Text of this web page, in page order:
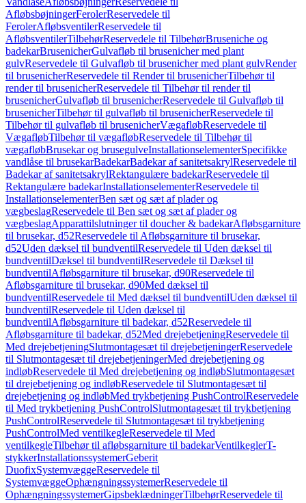
AfløbsbøjningerFerolerReservedele til
FerolerAfløbsventilerReservedele til
AfløbsventilerTilbehørReservedele til TilbehørBruseniche og
badekarBrusenicherGulvafløb til brusenicher med plant
gulvReservedele til Gulvafløb til brusenicher med plant gulvRender
til brusenicherReservedele til Render til brusenicherTilbehør til
render til brusenicherReservedele til Tilbehør til render til
brusenicherGulvafløb til brusenicherReservedele til Gulvafløb til
brusenicherTilbehør til gulvafløb til brusenicherReservedele til
Tilbehør til gulvafløb til brusenicherVægafløbReservedele til
VægafløbTilbehør til vægafløbReservedele til Tilbehør til
vægafløbBrusekar og brusegulveInstallationselementerSpecifikke
vandlåse til brusekarBadekarBadekar af sanitetsakrylReservedele til
Badekar af sanitetsakrylRektangulære badekarReservedele til
Rektangulære badekarInstallationselementerReservedele til
InstallationselementerBen sæt og sæt af plader og
vægbeslagReservedele til Ben sæt og sæt af plader og
vægbeslagApparattilslutninger til doucher & badekarAfløbsgarniture
til brusekar, d52Reservedele til Afløbsgarniture til brusekar,
d52Uden dæksel til bundventilReservedele til Uden dæksel til
bundventilDæksel til bundventilReservedele til Dæksel til
bundventilAfløbsgarniture til brusekar, d90Reservedele til
Afløbsgarniture til brusekar, d90Med dæksel til
bundventilReservedele til Med dæksel til bundventilUden dæksel til
bundventilReservedele til Uden dæksel til
bundventilAfløbsgarniture til badekar, d52Reservedele til
Afløbsgarniture til badekar, d52Med drejebetjeningReservedele til
Med drejebetjeningSlutmontagesæt til drejebetjeningerReservedele
til Slutmontagesæt til drejebetjeningerMed drejebetjening og
indløbReservedele til Med drejebetjening og indløbSlutmontagesæt
til drejebetjening og indløbReservedele til Slutmontagesæt til
drejebetjening og indløbMed trykbetjening PushControlReservedele
til Med trykbetjening PushControlSlutmontagesæt til trykbetjening
PushControlReservedele til Slutmontagesæt til trykbetjening
PushControlMed ventilkegleReservedele til Med
ventilkegleTilbehør til afløbsgarniture til badekarVentilkeglerT-
stykkerInstallationssystemerGeberit
DuofixSystemvæggeReservedele til
SystemvæggeOphængningssystemerReservedele til
OphængningssystemerGipsbeklædningerTilbehørReservedele til